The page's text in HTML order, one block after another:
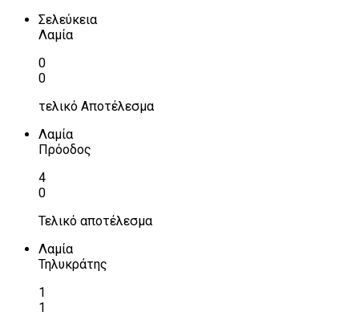
Σελεύκεια
Λαμία
0
0
τελικό Αποτέλεσμα
Λαμία
Πρόοδος
4
0
Τελικό αποτέλεσμα
Λαμία
Τηλυκράτης
1
1